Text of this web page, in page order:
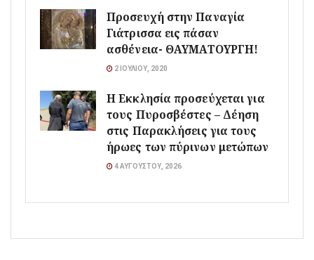
Προσευχή στην Παναγία
Γιάτρισσα εις πάσαν
ασθένεια- ΘΑΥΜΑΤΟΥΡΓΗ!
2 ΙΟΥΛΊΟΥ, 2020
Η Εκκλησία προσεύχεται για
τους Πυροσβέστες – Δέηση
στις Παρακλήσεις για τους
ήρωες των πύρινων μετώπων
4 ΑΥΓΟΎΣΤΟΥ, 2026